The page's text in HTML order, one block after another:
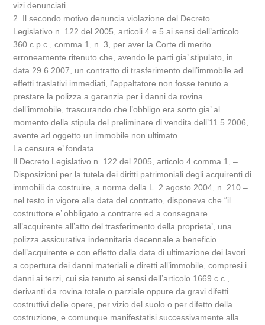
vizi denunciati.
2. Il secondo motivo denuncia violazione del Decreto
Legislativo n. 122 del 2005, articoli 4 e 5 ai sensi dell’articolo
360 c.p.c., comma 1, n. 3, per aver la Corte di merito
erroneamente ritenuto che, avendo le parti gia’ stipulato, in
data 29.6.2007, un contratto di trasferimento dell’immobile ad
effetti traslativi immediati, l’appaltatore non fosse tenuto a
prestare la polizza a garanzia per i danni da rovina
dell’immobile, trascurando che l’obbligo era sorto gia’ al
momento della stipula del preliminare di vendita dell’11.5.2006,
avente ad oggetto un immobile non ultimato.
La censura e’ fondata.
Il Decreto Legislativo n. 122 del 2005, articolo 4 comma 1, –
Disposizioni per la tutela dei diritti patrimoniali degli acquirenti di
immobili da costruire, a norma della L. 2 agosto 2004, n. 210 –
nel testo in vigore alla data del contratto, disponeva che “il
costruttore e’ obbligato a contrarre ed a consegnare
all’acquirente all’atto del trasferimento della proprieta’, una
polizza assicurativa indennitaria decennale a beneficio
dell’acquirente e con effetto dalla data di ultimazione dei lavori
a copertura dei danni materiali e diretti all’immobile, compresi i
danni ai terzi, cui sia tenuto ai sensi dell’articolo 1669 c.c.,
derivanti da rovina totale o parziale oppure da gravi difetti
costruttivi delle opere, per vizio del suolo o per difetto della
costruzione, e comunque manifestatisi successivamente alla